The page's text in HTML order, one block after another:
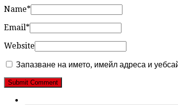
Name*
Email*
Website
Запазване на името, имейл адреса и